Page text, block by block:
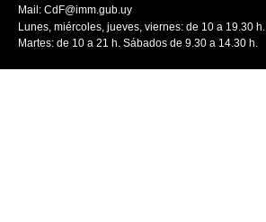
Mail: CdF@imm.gub.uy
Lunes, miércoles, jueves, viernes: de 10 a 19.30 h.
Martes: de 10 a 21 h. Sábados de 9.30 a 14.30 h.